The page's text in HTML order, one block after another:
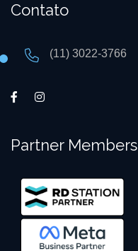
Contato
(11) 3022-3766
Partner Members